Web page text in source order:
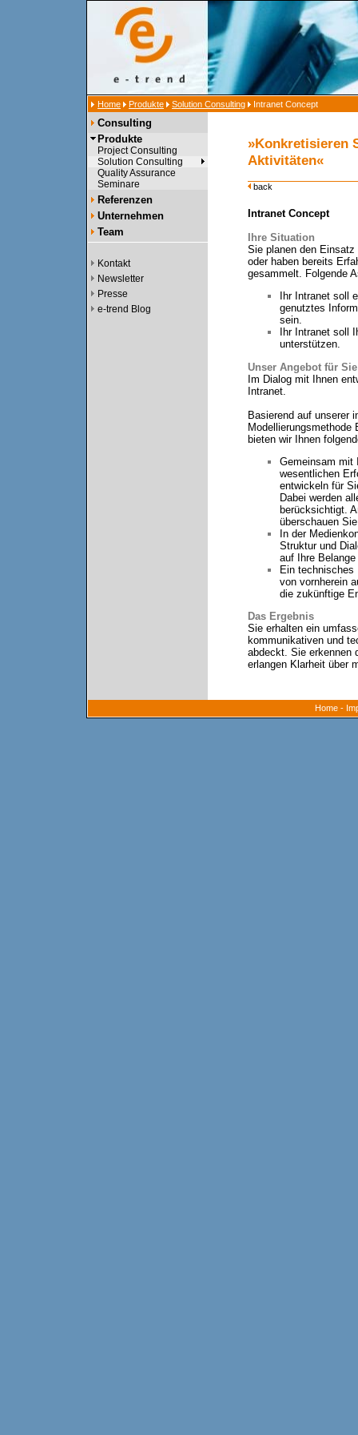
Home Produkte Solution Consulting Intranet Concept
Consulting
Produkte
Project Consulting
Solution Consulting
Quality Assurance
Seminare
Referenzen
Unternehmen
Team
Kontakt
Newsletter
Presse
e-trend Blog
»Konkretisieren
Aktivitäten«
back
Intranet Concept
Ihre Situation
Sie planen den
oder haben bereits
gesammelt. Folgende
Ihr Intranet soll
genutztes
sein.
Ihr Intranet soll
unterstützen.
Unser Angebot für Sie
Im Dialog mit Ihnen
Intranet.
Basierend auf unserer
Modellierungsmethode
bieten wir Ihnen
Gemeinsam mit
wesentlichen
entwickeln für
Dabei werden
berücksichtigt.
überschauen
In der
Struktur und
auf Ihre
Ein technisches
von vornherein
die zukünftige
Das Ergebnis
Sie erhalten ein
kommunikativen und
abdeckt. Sie erkennen
erlangen Klarheit über
Home-